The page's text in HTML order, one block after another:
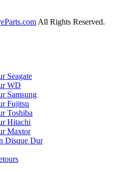
All Rights Reserved.
Seagate
WD
Samsung
Fujitsu
Toshiba
Hitachi
Maxtor
Disque Dur